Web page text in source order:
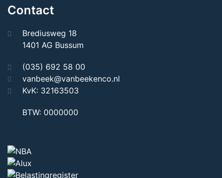
Contact
Brediusweg 18
1401 AG Bussum
(035) 692 58 00
vanbeek@vanbeekenco.nl
KvK: 32163503
BTW: 0000000